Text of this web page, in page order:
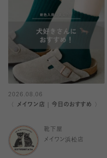
2026.08.06
〈 メイワン店｜今日のおすすめ 〉
靴下屋
メイワン浜松店